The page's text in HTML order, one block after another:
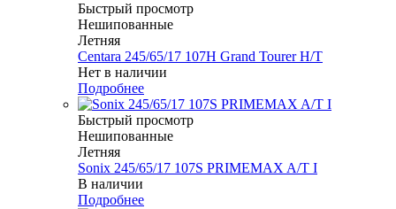
Быстрый просмотр
Нешипованные
Летняя
Centara 245/65/17 107H Grand Tourer H/T
Нет в наличии
Подробнее
Быстрый просмотр
Нешипованные
Летняя
Sonix 245/65/17 107S PRIMEMAX A/T I
В наличии
Подробнее